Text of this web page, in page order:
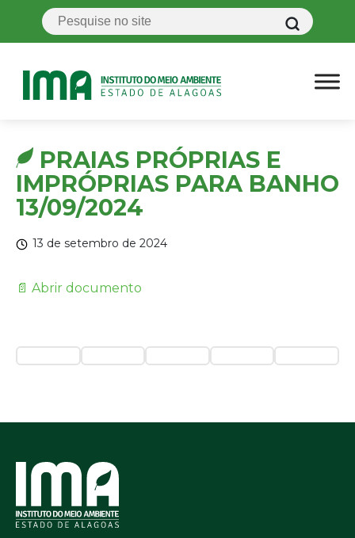
PRAIAS PRÓPRIAS E
IMPRÓPRIAS PARA BANHO
13/09/2024
13 de setembro de 2024
📄 Abrir documento